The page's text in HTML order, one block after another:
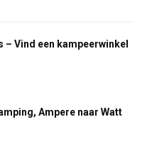
– Vind een kampeerwinkel
Ampere naar Watt